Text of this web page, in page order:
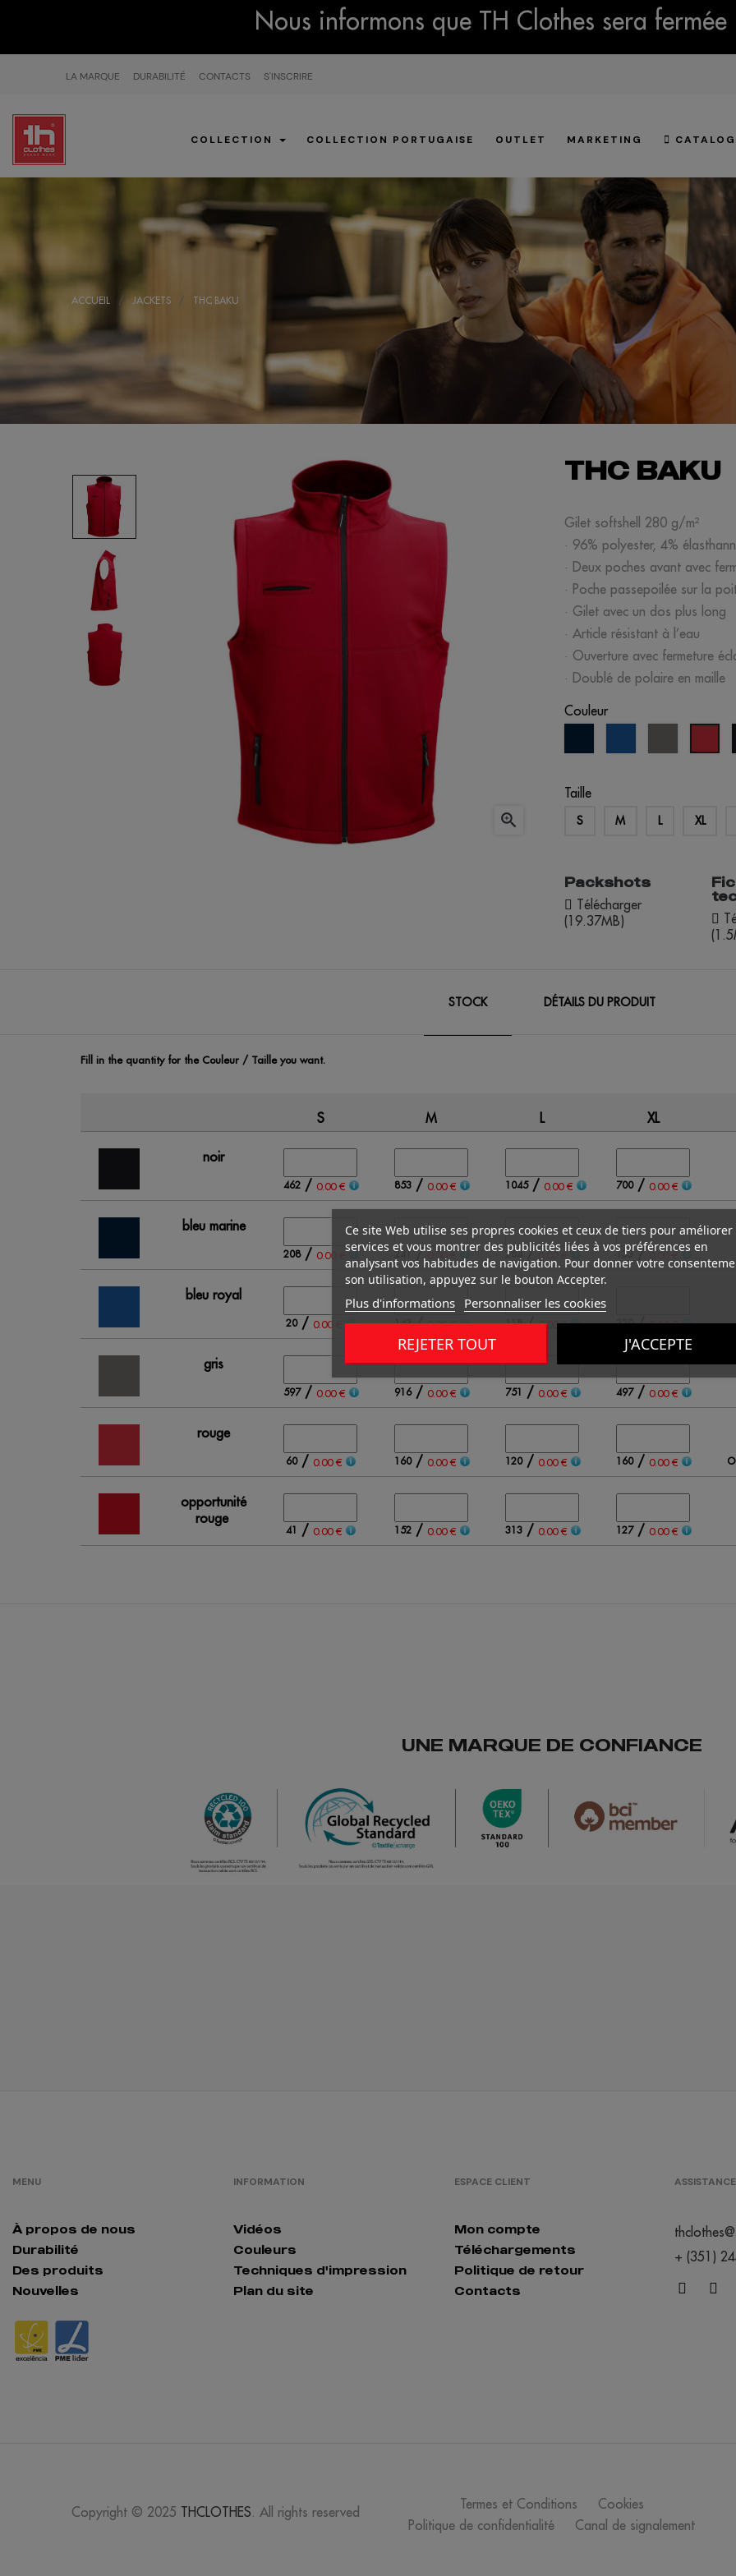
Nous informons que TH Clothes sera
LA MARQUE DURABILITÉ CONTACTS S'INSCRIRE
COLLECTION COLLECTION PORTUGAISE OUTLET MARKETING
ACCUEIL JACKETS THC BAKU

THC BAKU
Gilet softshell 280 g/m²
· 96% polyester, 4%
· Deux poches avant avec
· Poche passepoilée sur la
· Gilet avec un dos plus long
· Article résistant à l’eau
· Ouverture avec fermeture
· Doublé de polaire en maille
Couleur
Taille
S M L XL
Packshots
Télécharger
(19.37MB)
STOCK DÉTAILS DU PRODUIT
Fill in the quantity for the Couleur / Taille you want.
S M L XL
noir
462 / 0.00 € 853 / 0.00 € 1045/ 0.00 € 700/ 0.00 €
bleu marine
208/ 0.00 € 241/0.00 € 284/0.00 € 133/0.00 €
bleu royal
20/ 0.00 € 143/0.00 € 118/0.00 € 320/0.00 €
gris
597/ 0.00 € 916/ 0.00 € 751 / 0.00 € 497/ 0.00 €
rouge
60/ 0.00 € 160/ 0.00 € 120/ 0.00 € 160/ 0.00 €
opportunité
rouge
41 / 0.00 € 152 / 0.00 € 313 / 0.00 € 127/ 0.00 €
UNE MARQUE DE CONFIANCE
MENU
À propos de nous
Durabilité
Des produits
Nouvelles
INFORMATION
Vidéos
Couleurs
Techniques d'impression
Plan du site
ESPACE CLIENT
Mon compte
Téléchargements
Politique de retour
Contacts
+ (351)
Ce site Web utilise ses propres cookies et ceux de tiers pour améliorer
services et vous montrer des publicités liées à vos préférences en
analysant vos habitudes de navigation. Pour donner votre
son utilisation, appuyez sur le bouton Accepter.
Plus d'informations Personnaliser les cookies
REJETER TOUT J'ACCEPTE
Copyright © 2025 THCLOTHES. All rights reserved
Termes et Conditions
Cookies
Politique de confidentialité
Canal de signalement